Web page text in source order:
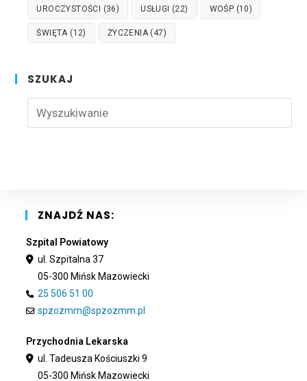
UROCZYSTOŚCI (36) USŁUGI (22) WOŚP (10)
ŚWIĘTA(12) ŻYCZENIA(47)
SZUKAJ
ZNAJDŹ NAS:
Szpital Powiatowy
ul. Szpitalna 37
05-300 Mińsk Mazowiecki
25 506 51 00
spzozmm@spzozmm.pl
Przychodnia Lekarska
ul. Tadeusza Kościuszki 9
05-300 Mińsk Mazowiecki